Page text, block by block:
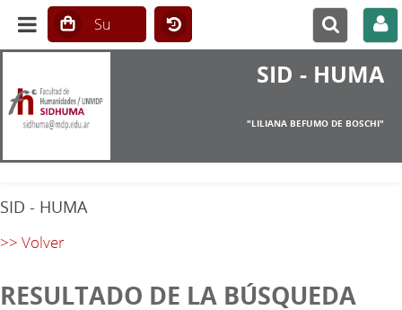
SID - HUMA
"LILIANA BEFUMO DE BOSCHI"
SID - HUMA
>> Volver
RESULTADO DE LA BÚSQUEDA